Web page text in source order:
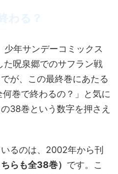
わる？
少年サンデーコミックス
た呪泉郷でのサフラン戦
が、この最終巻にあたる
巻で終わるの？」と気に
38巻という数字を押さえ
るのは、2002年から刊
らも全38巻） です。こ